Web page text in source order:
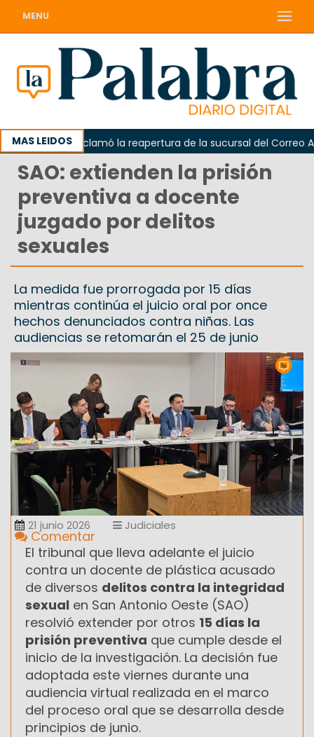
MENU
MAS LEIDOS
Odarda reclamó la reapertura de la sucursal del Correo
SAO: extienden la prisión
preventiva a docente
juzgado por delitos
sexuales
La medida fue prorrogada por 15 días
mientras continúa el juicio oral por once
hechos denunciados contra niñas. Las
audiencias se retomarán el 25 de junio
21 junio 2026 Judiciales
Comentar
El tribunal que lleva adelante el juicio
contra un docente de plástica acusado
de diversos delitos contra la integridad
sexual en San Antonio Oeste (SAO)
resolvió extender por otros 15 días la
prisión preventiva que cumple desde el
inicio de la investigación. La decisión fue
adoptada este viernes durante una
audiencia virtual realizada en el marco
del proceso oral que se desarrolla desde
principios de junio.